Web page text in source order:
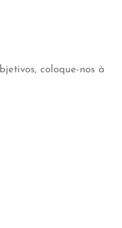
coloque-nos à